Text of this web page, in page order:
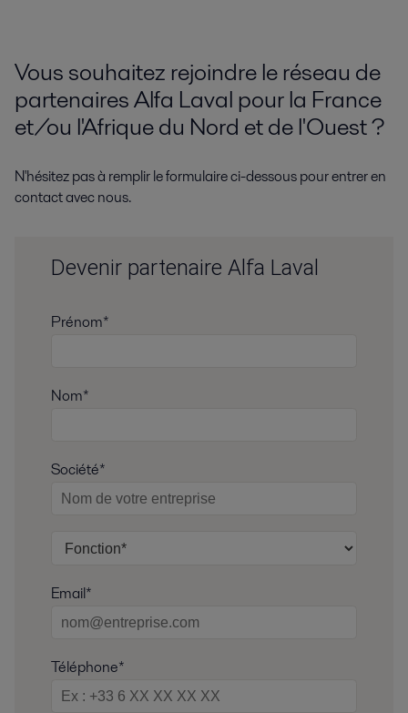
Vous souhaitez rejoindre le réseau de
partenaires Alfa Laval pour la France
et/ou l'Afrique du Nord et de l'Ouest ?
N'hésitez pas à remplir le formulaire ci-dessous pour entrer en
contact avec nous.
Devenir partenaire Alfa Laval
Prénom*
Nom*
Société*
Email*
Téléphone*